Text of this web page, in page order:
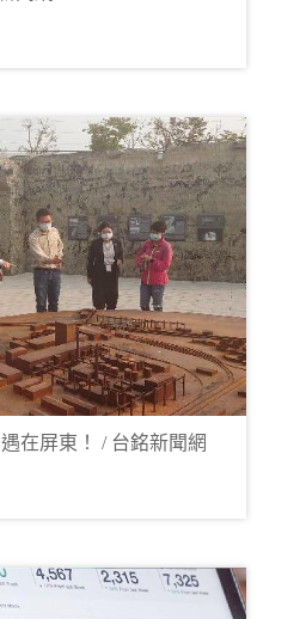
在屏東！ / 台銘新聞網